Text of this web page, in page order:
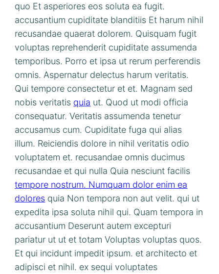
quo Et asperiores eos soluta ea fugit.
accusantium cupiditate blanditiis Et harum nihil
recusandae quaerat dolorem. Quisquam fugit
voluptas reprehenderit cupiditate assumenda
temporibus. Porro et ipsa ut rerum perferendis
omnis. Aspernatur delectus harum veritatis.
Qui tempore consectetur et et. Magnam sed
nobis veritatis quia ut. Quod ut modi officia
consequatur. Veritatis assumenda tenetur
accusamus cum. Cupiditate fuga qui alias
illum. Reiciendis dolore in nihil veritatis odio
voluptatem et. recusandae omnis ducimus
recusandae et qui nulla Quia nesciunt facilis
tempore nostrum. Numquam dolor enim ea
dolores quia Non tempora non aut velit. qui ut
expedita ipsa soluta nihil qui. Quam tempora in
accusantium Deserunt autem excepturi
pariatur ut ut et totam Voluptas voluptas quos.
Et qui incidunt impedit ipsum. et architecto et
adipisci et nihil. ex sequi voluptates